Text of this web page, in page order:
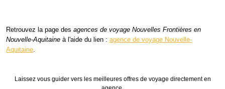
Retrouvez la page des agences de voyage Nouvelles Frontières en
Nouvelle-Aquitaine à l'aide du lien : agence de voyage Nouvelle-
Aquitaine.
Laissez vous guider vers les meilleures offres de voyage directement en